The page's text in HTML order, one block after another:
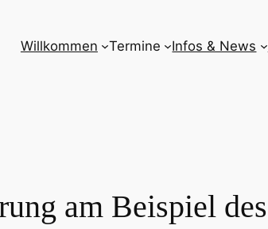
Willkommen Termine Infos & News
am Beispiel des